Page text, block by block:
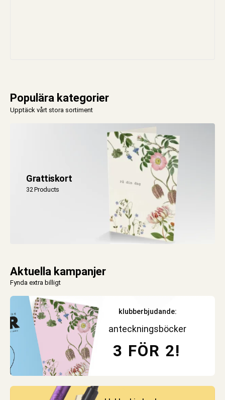
Populära kategorier
Upptäck vårt stora sortiment
Grattiskort
32 Products
Aktuella kampanjer
Fynda extra billigt
klubberbjudande:
anteckningsböcker
3 FÖR 2!